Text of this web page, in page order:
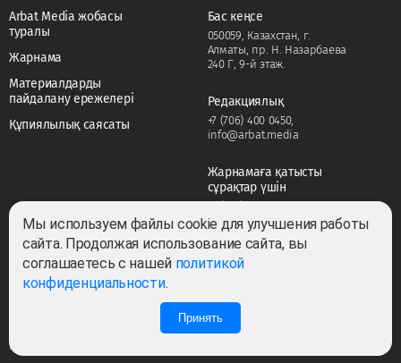
Arbat Media жобасы
туралы
Жарнама
Материалдарды
пайдалану ережелері
Құпиялылық саясаты
Бас кеңсе
050059, Казахстан, г.
Алматы, пр. Н. Назарбаева
240 Г, 9-й этаж.
Редакциялық
+7 (706) 400 0450,
info@arbat.media
Жарнамаға қатысты
сұрақтар үшін
adv@arbat.media
Барлық құқықтар сақталған ©2022-2026. Собственник — ТОО «ARBAT MEDIA
HOLDING». Cвидетельство СМИ №KZ23VPY00045884 от 11.02.2022
Мы используем файлы cookie для улучшения работы
сайта. Продолжая использование сайта, вы
соглашаетесь с нашей политикой
конфиденциальности.
Принять